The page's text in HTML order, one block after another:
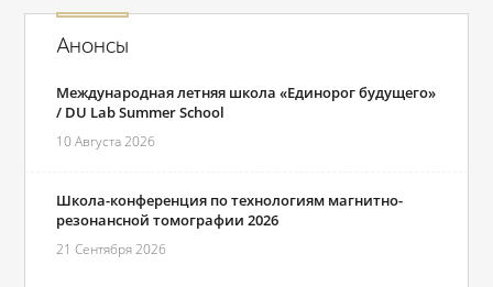
Анонсы
Международная летняя школа «Единорог будущего»
/ DU Lab Summer School
10 Августа 2026
Школа-конференция по технологиям магнитно-
резонансной томографии 2026
21 Сентября 2026